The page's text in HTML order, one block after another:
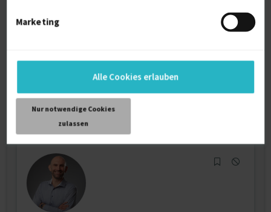
Marketing
Alle Cookies erlauben
Nur notwendige Cookies
zulassen
Umweltingenieur und HSE Manager
Verfügbarkeit einsehen
D-33334 Gütersloh